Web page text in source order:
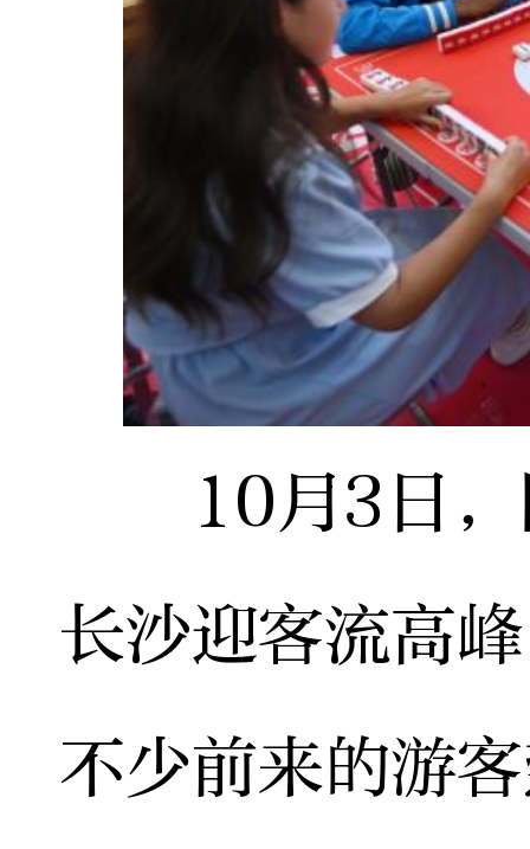
10月3日，
长沙迎客流高
不少前来的游